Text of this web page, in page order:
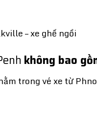
– xe ghế ngồi
không bao
trong vé xe từ